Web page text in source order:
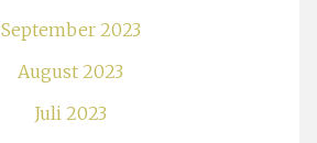
September 2023
August 2023
Juli 2023